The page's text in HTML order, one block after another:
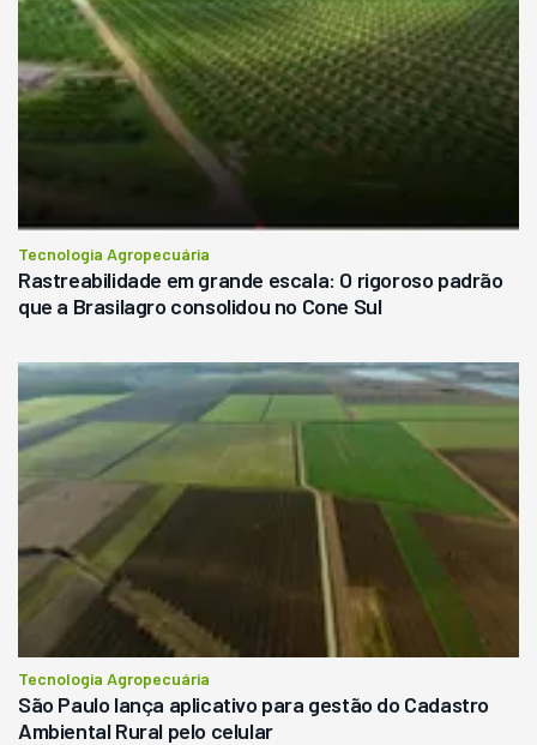
Tecnologia Agropecuária
Rastreabilidade em grande escala: O rigoroso padrão
que a Brasilagro consolidou no Cone Sul
Tecnologia Agropecuária
São Paulo lança aplicativo para gestão do Cadastro
Ambiental Rural pelo celular